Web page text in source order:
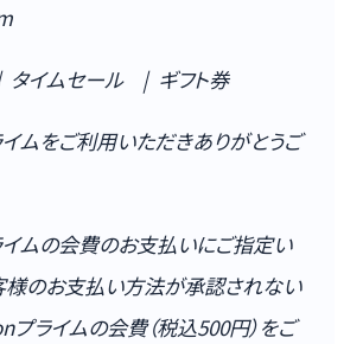
タイムセール | ギフト券
ムをご利用いただきありがとうご
ムの会費のお支払いにご指定い
様のお支払い方法が承認されない
プライムの会費（税込500円）をご